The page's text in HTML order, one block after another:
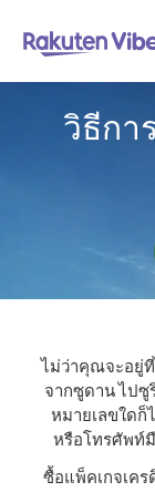
วิธีกา
ไม่ว่าคุณจะอยู่
จากซูดาน ไปซู
หมายเลขใดก็
หรือโทรศัพท์มื
ซื้อแพ็คเกจเคร